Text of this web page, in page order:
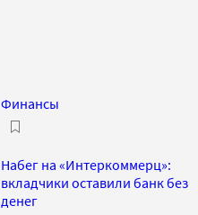
Финансы
Набег на «Интеркоммерц»:
вкладчики оставили банк без
денег